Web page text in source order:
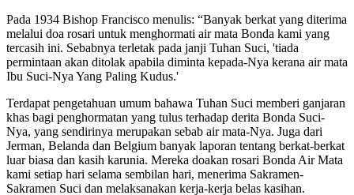
Pada 1934 Bishop Francisco menulis: “Banyak berkat yang diterima
melalui doa rosari untuk menghormati air mata Bonda kami yang
tercasih ini. Sebabnya terletak pada janji Tuhan Suci, 'tiada
permintaan akan ditolak apabila diminta kepada-Nya kerana air mata
Ibu Suci-Nya Yang Paling Kudus.'
Terdapat pengetahuan umum bahawa Tuhan Suci memberi ganjaran
khas bagi penghormatan yang tulus terhadap derita Bonda Suci-
Nya, yang sendirinya merupakan sebab air mata-Nya. Juga dari
Jerman, Belanda dan Belgium banyak laporan tentang berkat-berkat
luar biasa dan kasih karunia. Mereka doakan rosari Bonda Air Mata
kami setiap hari selama sembilan hari, menerima Sakramen-
Sakramen Suci dan melaksanakan kerja-kerja belas kasihan.